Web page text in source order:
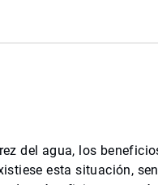
del agua, los
esta situación,